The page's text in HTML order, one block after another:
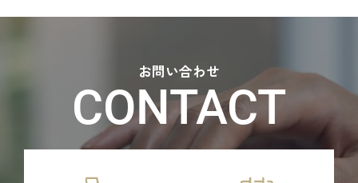
お問い合わせ
CONTACT